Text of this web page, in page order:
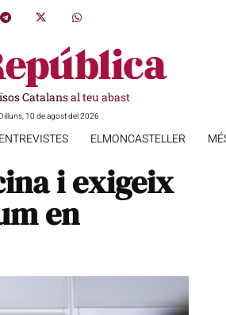
Catalans al teu abast
10 de agost del 2026
ENTREVISTES ELMONCASTELLER
i exigeix
en